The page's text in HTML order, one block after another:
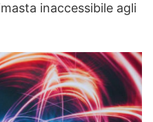
inaccessibile agli